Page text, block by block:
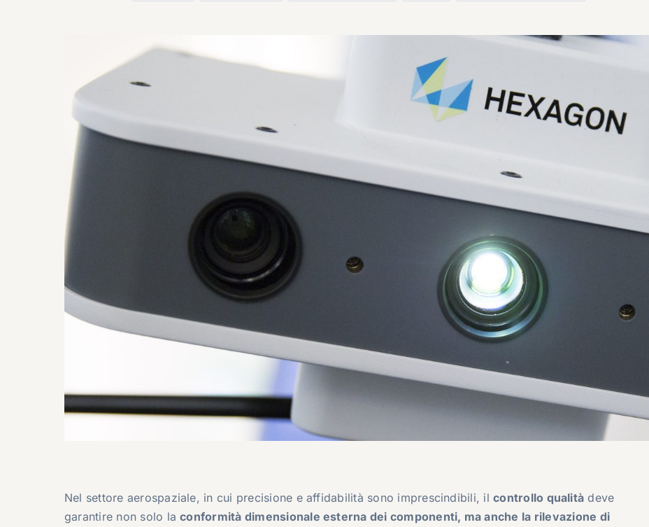
Nel settore aerospaziale, in cui precisione e affidabilità sono imprescindibili, ilcontrollo qualità deve
garantire non solo laconformità dimensionale esterna dei componenti, ma anche la rilevazione di